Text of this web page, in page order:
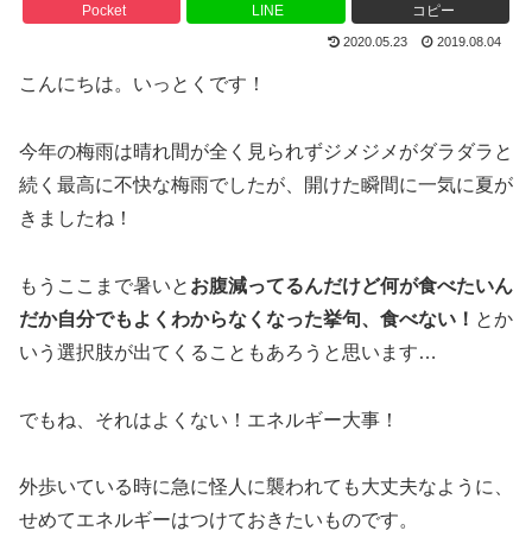
Pocket LINE コピー
2020.05.23 2019.08.04
こんにちは。いっとくです！
今年の梅雨は晴れ間が全く見られずジメジメがダラダラと
続く最高に不快な梅雨でしたが、開けた瞬間に一気に夏が
きましたね！
もうここまで暑いと お腹減ってるんだけど何が食べたいん
だか自分でもよくわからなくなった挙句、食べない！ とか
いう選択肢が出てくることもあろうと思います…
でもね、それはよくない！エネルギー大事！
外歩いている時に急に怪人に襲われても大丈夫なように、
せめてエネルギーはつけておきたいものです。